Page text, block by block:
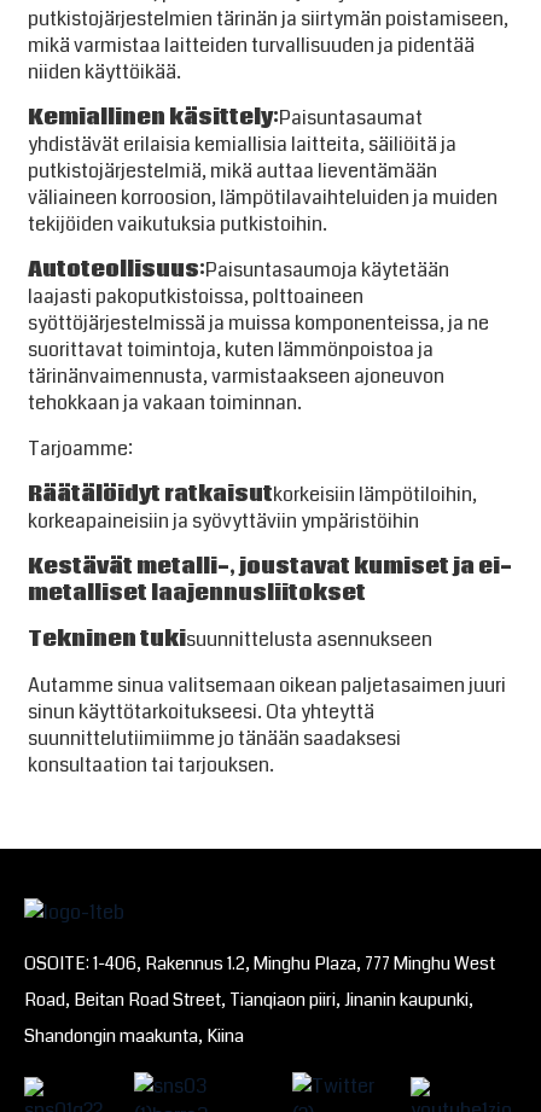
putkistojärjestelmien tärinän ja siirtymän poistamiseen,
mikä varmistaa laitteiden turvallisuuden ja pidentää
niiden käyttöikää.
Kemiallinen käsittely:Paisuntasaumat
yhdistävät erilaisia ​​kemiallisia laitteita, säiliöitä ja
putkistojärjestelmiä, mikä auttaa lieventämään
väliaineen korroosion, lämpötilavaihteluiden ja muiden
tekijöiden vaikutuksia putkistoihin.
Autoteollisuus:Paisuntasaumoja käytetään
laajasti pakoputkistoissa, polttoaineen
syöttöjärjestelmissä ja muissa komponenteissa, ja ne
suorittavat toimintoja, kuten lämmönpoistoa ja
tärinänvaimennusta, varmistaakseen ajoneuvon
tehokkaan ja vakaan toiminnan.
Tarjoamme:
Räätälöidyt ratkaisutkorkeisiin lämpötiloihin,
korkeapaineisiin ja syövyttäviin ympäristöihin
Kestävät metalli-, joustavat kumiset ja ei-
metalliset laajennusliitokset
Tekninen tukisuunnittelusta asennukseen
Autamme sinua valitsemaan oikean paljetasaimen juuri
sinun käyttötarkoitukseesi. Ota yhteyttä
suunnittelutiimiimme jo tänään saadaksesi
konsultaation tai tarjouksen.
OSOITE: 1-406, Rakennus 1.2, Minghu Plaza, 777 Minghu West
Road, Beitan Road Street, Tianqiaon piiri, Jinanin kaupunki,
Shandongin maakunta, Kiina